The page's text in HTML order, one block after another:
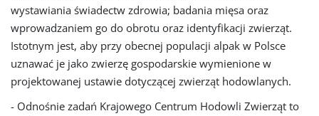
wystawiania świadectw zdrowia; badania mięsa oraz
wprowadzaniem go do obrotu oraz identyfikacji zwierząt.
Istotnym jest, aby przy obecnej populacji alpak w Polsce
uznawać je jako zwierzę gospodarskie wymienione w
projektowanej ustawie dotyczącej zwierząt hodowlanych.
- Odnośnie zadań Krajowego Centrum Hodowli Zwierząt to